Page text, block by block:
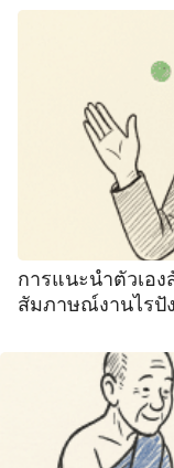
การแนะนําตัวเอ
สัมภาษณ์งานไรปั